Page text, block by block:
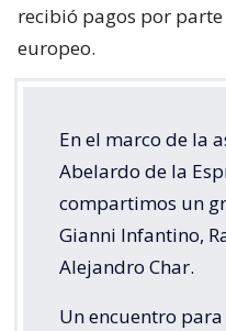
recibió pagos por
europeo.
En el marco de la
Abelardo de la
compartimos un
Gianni Infantino,
Alejandro Char.
Un encuentro